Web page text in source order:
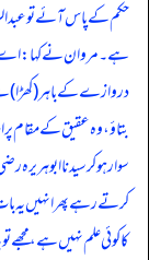
حکم کے پاس آئے تو
ہے۔ مروان نے کہا: اے
دروازے کے باہر (کھڑا)
بتاؤ، وہ عقیق کے مقام
سوار ہو کر سیدنا
کرتے رہے پھر انہیں یہ
کا کوئی علم نہیں ہے،